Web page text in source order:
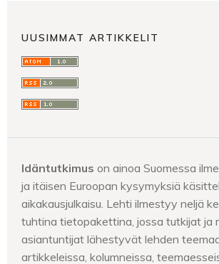
UUSIMMAT ARTIKKELIT
Idäntutkimus on ainoa Suomessa
ja itäisen Euroopan kysymyksiä
aikakausjulkaisu. Lehti ilmestyy neljä
tuhtina tietopakettina, jossa tutkijat ja
asiantuntijat lähestyvät lehden
artikkeleissa, kolumneissa,